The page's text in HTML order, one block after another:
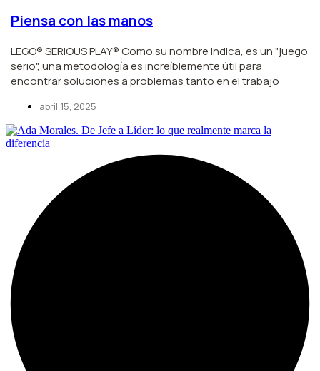
Piensa con las manos
LEGO® SERIOUS PLAY® Como su nombre indica, es un "juego
serio", una metodología es increíblemente útil para
encontrar soluciones a problemas tanto en el trabajo
abril 15, 2025